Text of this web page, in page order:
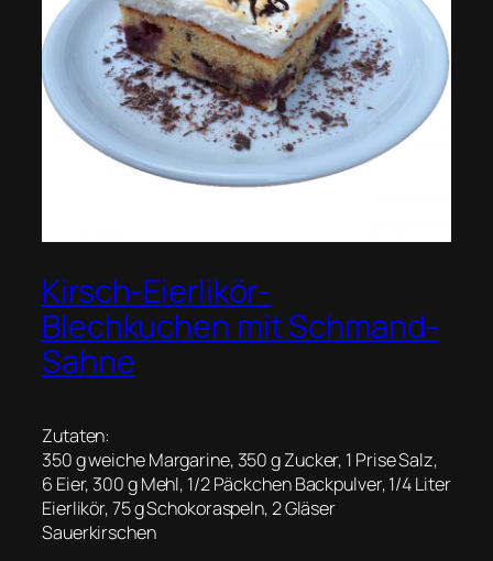
Kirsch-Eierlikör-
Blechkuchen mit Schmand-
Sahne
Zutaten:
350 g weiche Margarine, 350 g Zucker, 1 Prise Salz,
6 Eier, 300 g Mehl, 1/2 Päckchen Backpulver, 1/4 Liter
Eierlikör, 75 g Schokoraspeln, 2 Gläser
Sauerkirschen